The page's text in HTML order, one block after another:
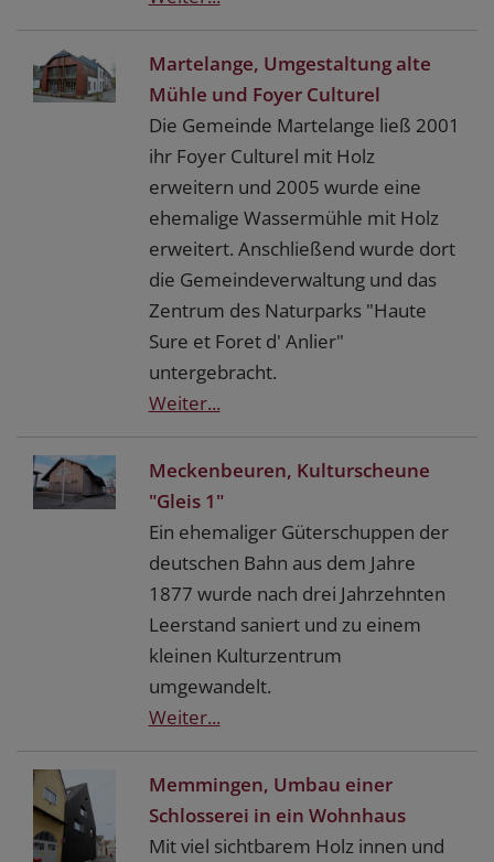
Martelange, Umgestaltung alte
Mühle und Foyer Culturel
Die Gemeinde Martelange ließ 2001
ihr Foyer Culturel mit Holz
erweitern und 2005 wurde eine
ehemalige Wassermühle mit Holz
erweitert. Anschließend wurde dort
die Gemeindeverwaltung und das
Zentrum des Naturparks "Haute
Sure et Foret d' Anlier"
untergebracht.
Weiter...
Meckenbeuren, Kulturscheune
"Gleis 1"
Ein ehemaliger Güterschuppen der
deutschen Bahn aus dem Jahre
1877 wurde nach drei Jahrzehnten
Leerstand saniert und zu einem
kleinen Kulturzentrum
umgewandelt.
Weiter...
Memmingen, Umbau einer
Schlosserei in ein Wohnhaus
Mit viel sichtbarem Holz innen und